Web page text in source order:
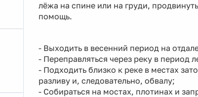
лёжа на спине или на груди,
помощь.
- Выходить в весенний период на
- Переправляться через реку в период
- Подходить близко к реке в местах
разливу и, следовательно, обвалу;
- Собираться на мостах, плотинах и